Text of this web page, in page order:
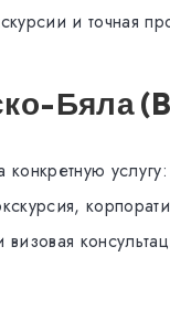
и точная
Бяла